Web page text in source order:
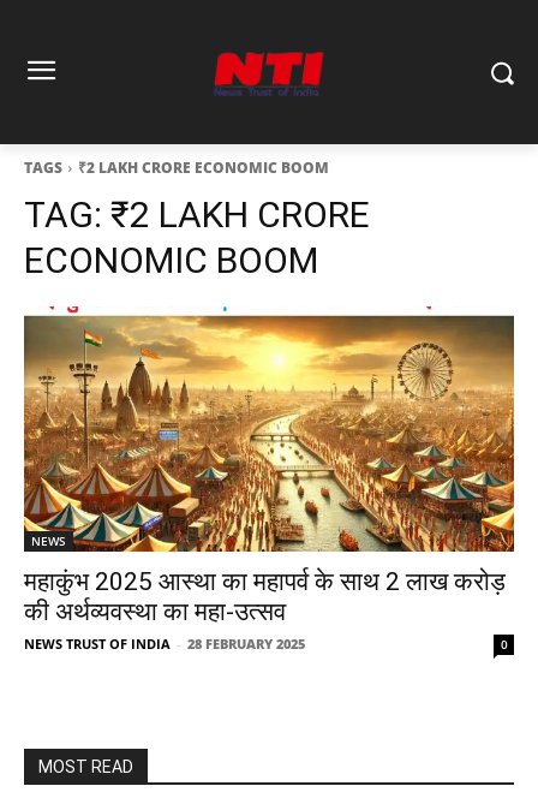
TAGS ₹2 LAKH CRORE ECONOMIC BOOM
TAG: ₹2 LAKH CRORE
ECONOMIC BOOM
NEWS
महाकुंभ 2025 आस्था का महापर्व के साथ 2 लाख करोड़
की अर्थव्यवस्था का महा-उत्सव
NEWS TRUST OF INDIA - 28 FEBRUARY 2025 0
MOST READ